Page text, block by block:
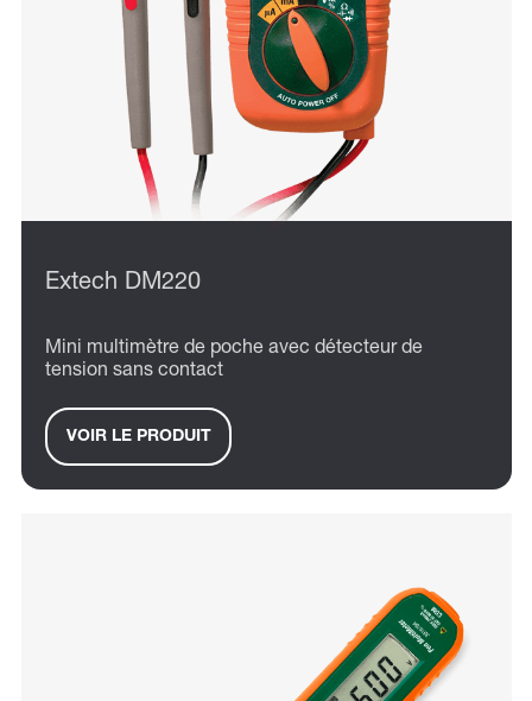
Extech DM220
Mini multimètre de poche avec détecteur de
tension sans contact
VOIR LE PRODUIT